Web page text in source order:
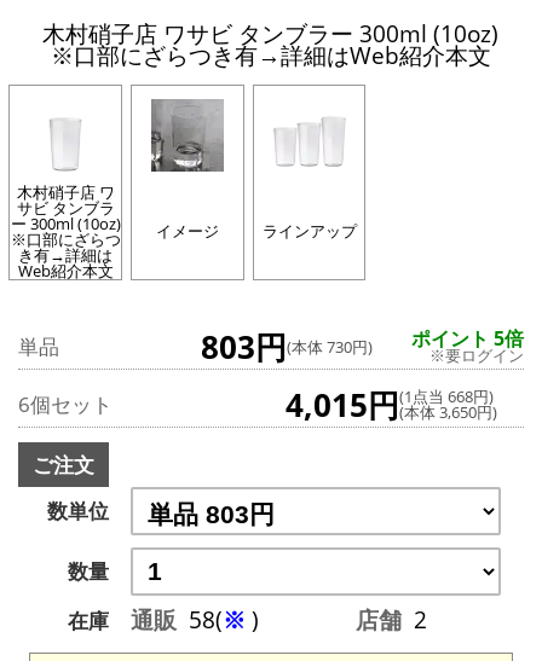
木村硝子店 ワサビ タンブラー 300ml (10oz)
※口部にざらつき有→詳細はWeb紹介本文
木村硝子店 ワ
サビ タンブラ
ー 300ml (10oz)
※口部にざらつ
き有→詳細は
Web紹介本文
イメージ ラインアップ
単品 803円(本体 730円) ポイント 5倍
※要ログイン
6個セット 4,015円(1点当 668円)
(本体 3,650円)
ご注文
数単位
数量
在庫
通販 58(※ ) 店舗 2